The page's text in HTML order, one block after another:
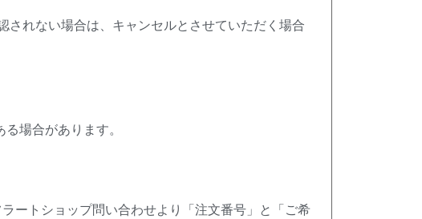
れない場合は、キャンセルとさせていただく場合
場合があります。
ートショップ問い合わせより「注文番号」と「ご希